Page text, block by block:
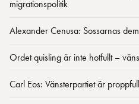
migrationspolitik
Alexander Cenusa: Sossarnas
Ordet quisling är inte hotfullt –
Carl Eos: Vänsterpartiet är